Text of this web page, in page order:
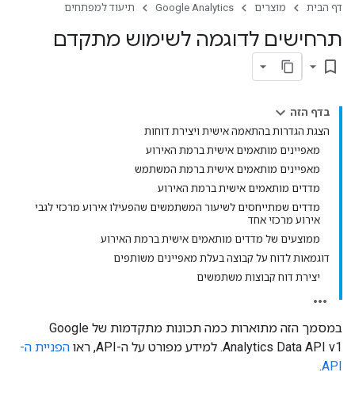
דף הבית מוצרים Google Analytics תיעוד למפתחים
תרחישים לדוגמה לשימוש מתקדם
bookmark_border
בדף הזה
הצגת הגדרות בהתאמה אישית ויצירת דוחות
מאפיינים מותאמים אישית ברמת האירוע
מאפיינים מותאמים אישית ברמת המשתמש
מדדים מותאמים אישית ברמת האירוע
מדדים שמתייחסים לשיעור המשתמשים שהפעילו אירוע מרכזי לגבי
אירוע מרכזי אחד
ממוצעים של מדדים מותאמים אישית ברמת האירוע
דוגמאות לדוח על קבוצה בעלת מאפיינים משותפים
יצירת דוח קבוצות משתמשים
במסמך הזה מתוארות כמה תכונות מתקדמות של Google
Analytics Data API v1. למידע מפורט על ה-API, ראו
הפניית ה-
API
.